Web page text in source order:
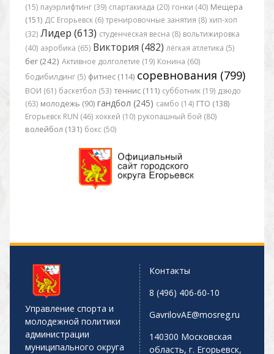
(15) пауэрлифтинг (39) спартакиада (20) гонки (40) Мещера
(151) ДС Егорьевск (6) тренировочные занятия (8) хип-хоп
(32) Лидер (613) студенческая весна (8) вольтижировка
(40) аэробика (65) Виктория (482) лёгкая атлетика (5)
бег (242) Активное долголетие (19) Конина (60)
бодибилдинг (5) фитнес (114) соревнования (799)
ВОИ (61) баскетбол (53) теннис (111) субботник (19) дзюдо
(63) молодежь (90) гандбол (245) самбо (14) ГТО (138)
Егорьевск RUN (46) хоккей (10) рукопашный бой (80)
волейбол (131) бокс (50)
Управление спорта и
молодежной политики
администрации
муниципального округа
Контакты
8 (496) 406-60-10
GavrilovAE@mosreg.ru
140300 Московская
область, г. Егорьевск,